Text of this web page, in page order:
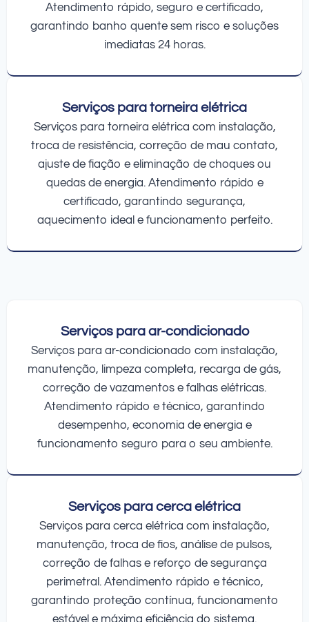
Atendimento rápido, seguro e certificado,
garantindo banho quente sem risco e soluções
imediatas 24 horas.
Serviços para torneira elétrica
Serviços para torneira elétrica com instalação,
troca de resistência, correção de mau contato,
ajuste de fiação e eliminação de choques ou
quedas de energia. Atendimento rápido e
certificado, garantindo segurança,
aquecimento ideal e funcionamento perfeito.
Serviços para ar-condicionado
Serviços para ar-condicionado com instalação,
manutenção, limpeza completa, recarga de gás,
correção de vazamentos e falhas elétricas.
Atendimento rápido e técnico, garantindo
desempenho, economia de energia e
funcionamento seguro para o seu ambiente.
Serviços para cerca elétrica
Serviços para cerca elétrica com instalação,
manutenção, troca de fios, análise de pulsos,
correção de falhas e reforço de segurança
perimetral. Atendimento rápido e técnico,
garantindo proteção contínua, funcionamento
estável e máxima eficiência do sistema.